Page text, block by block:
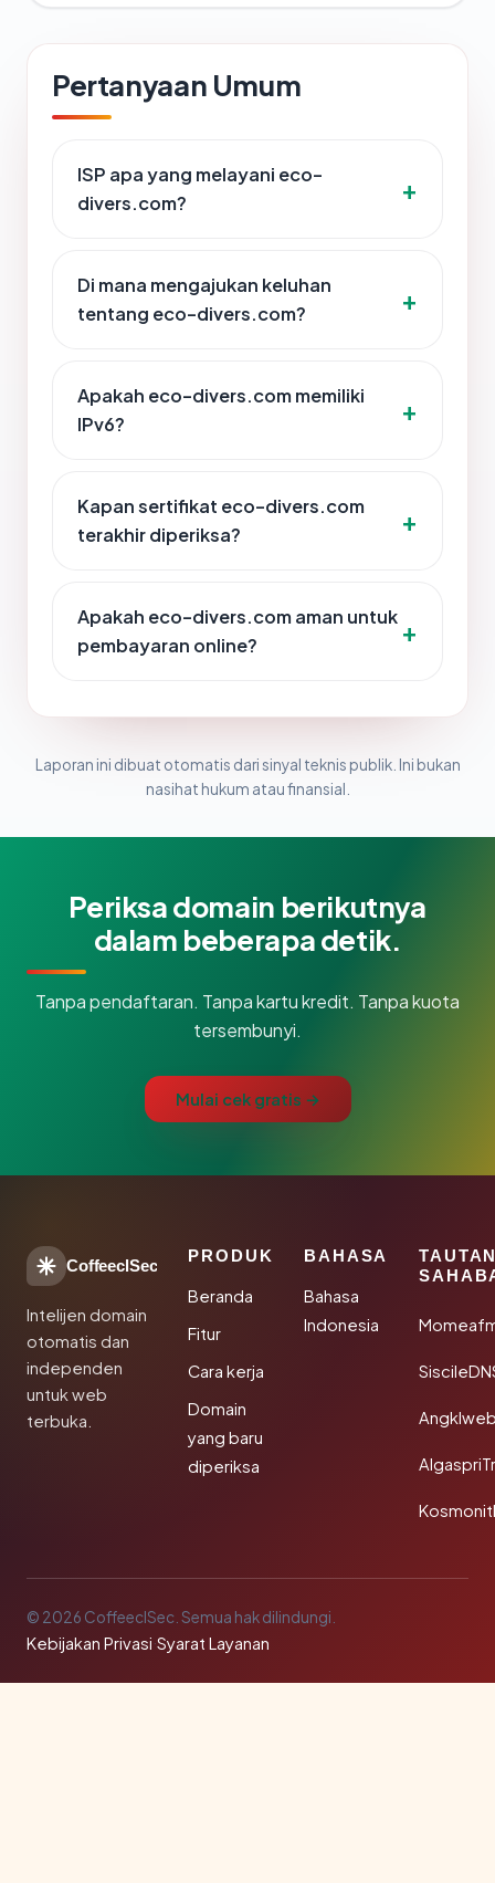
Pertanyaan Umum
ISP apa yang melayani eco-
divers.com?
Di mana mengajukan keluhan
tentang eco-divers.com?
Apakah eco-divers.com memiliki
IPv6?
Kapan sertifikat eco-divers.com
terakhir diperiksa?
Apakah eco-divers.com aman untuk
pembayaran online?
Laporan ini dibuat otomatis dari sinyal teknis publik. Ini bukan
nasihat hukum atau finansial.
Periksa domain berikutnya
dalam beberapa detik.
Tanpa pendaftaran. Tanpa kartu kredit. Tanpa kuota
tersembunyi.
Mulai cek gratis →
CoffeeclSec
Intelijen domain
otomatis dan
independen
untuk web
terbuka.
PRODUK
Beranda
Fitur
Cara kerja
Domain
yang baru
diperiksa
BAHASA
Bahasa
Indonesia
© 2026 CoffeeclSec. Semua hak dilindungi.
Kebijakan Privasi·Syarat Layanan